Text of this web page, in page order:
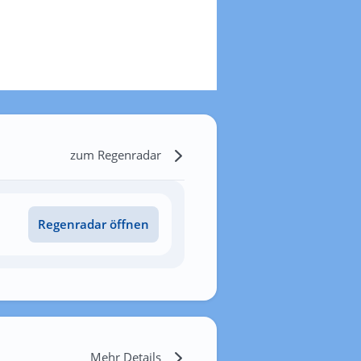
zum Regenradar
Regenradar öffnen
Mehr Details